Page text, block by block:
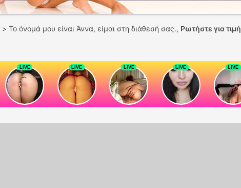
> Το όνομά μου είναι Άννα, είμαι στη διάθεσή σας., Ρωτήστε για τιμή